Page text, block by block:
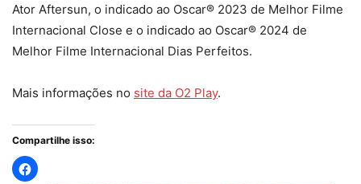
Ator Aftersun, o indicado ao Oscar® 2023 de Melhor Filme
Internacional Close e o indicado ao Oscar® 2024 de
Melhor Filme Internacional Dias Perfeitos.
Mais informações no site da O2 Play.
Compartilhe isso: